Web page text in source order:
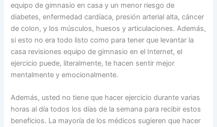
equipo de gimnasio en casa y un menor riesgo de
diabetes, enfermedad cardíaca, presión arterial alta, cáncer
de colon, y los músculos, huesos y articulaciones. Además,
si esto no era todo listo como para tener que levantar la
casa revisiones equipo de gimnasio en el Internet, el
ejercicio puede, literalmente, te hacen sentir mejor
mentalmente y emocionalmente.
Además, usted no tiene que hacer ejercicio durante varias
horas al día todos los días de la semana para recibir estos
beneficios. La mayoría de los médicos sugieren que hacer